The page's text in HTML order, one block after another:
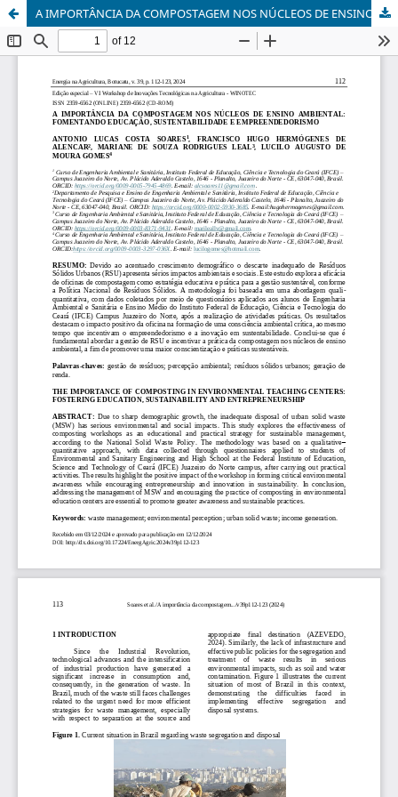
A IMPORTÂNCIA DA COMPOSTAGEM NOS NÚCLEOS DE ENSINO AMBIENTAL: FOMENTANDO EDUCAÇÃO, SUSTENTABILIDADE E EMPREENDEDORISMO